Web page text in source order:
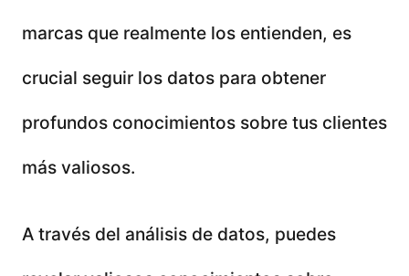
marcas que realmente los entienden, es
crucial seguir los datos para obtener
profundos conocimientos sobre tus clientes
más valiosos.
A través del análisis de datos, puedes